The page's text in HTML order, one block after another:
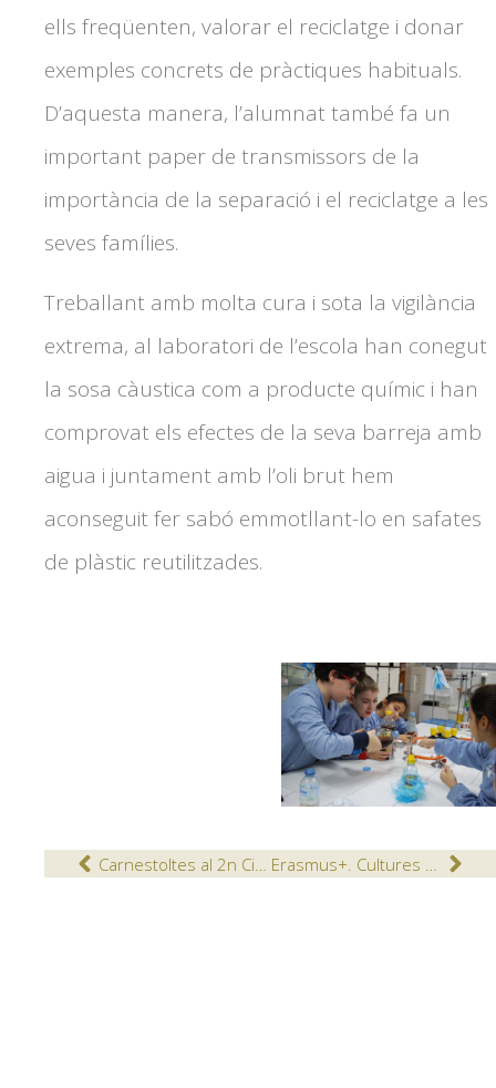
ells freqüenten, valorar el reciclatge i donar
exemples concrets de pràctiques habituals.
D’aquesta manera, l’alumnat també fa un
important paper de transmissors de la
importància de la separació i el reciclatge a les
seves famílies.
Treballant amb molta cura i sota la vigilància
extrema, al laboratori de l’escola han conegut
la sosa càustica com a producte químic i han
comprovat els efectes de la seva barreja amb
aigua i juntament amb l’oli brut hem
aconseguit fer sabó emmotllant-lo en safates
de plàstic reutilitzades.